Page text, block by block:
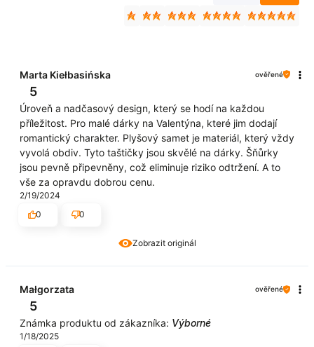
Zobrazit originál
Marta Kiełbasińska ověřené
5
Úroveň a nadčasový design, který se hodí na každou
příležitost. Pro malé dárky na Valentýna, které jim dodají
romantický charakter. Plyšový samet je materiál, který vždy
vyvolá obdiv. Tyto taštičky jsou skvělé na dárky. Šňůrky
jsou pevně připevněny, což eliminuje riziko odtržení. A to
vše za opravdu dobrou cenu.
2/19/2024
0
0
Małgorzata ověřené
5
Známka produktu od zákazníka: Výborné
1/18/2025